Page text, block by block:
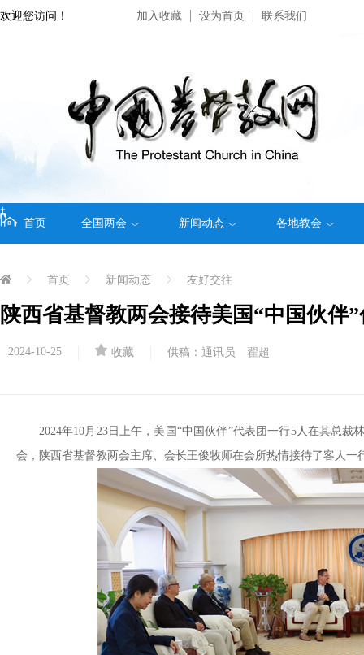
欢迎您访问！ 加入收藏 设为首页 联系我们
首页 全国两会 新闻动态 各地教会
首页 新闻动态 友好交往
陕西省基督教两会接待美国“中国伙伴
2024-10-25 收藏 供稿：通讯员 翟超
2024年10月23日上午，美国“中国伙伴”代表团一行5人在其总
会，陕西省基督教两会主席、会长王俊牧师在会所热情接待了客人